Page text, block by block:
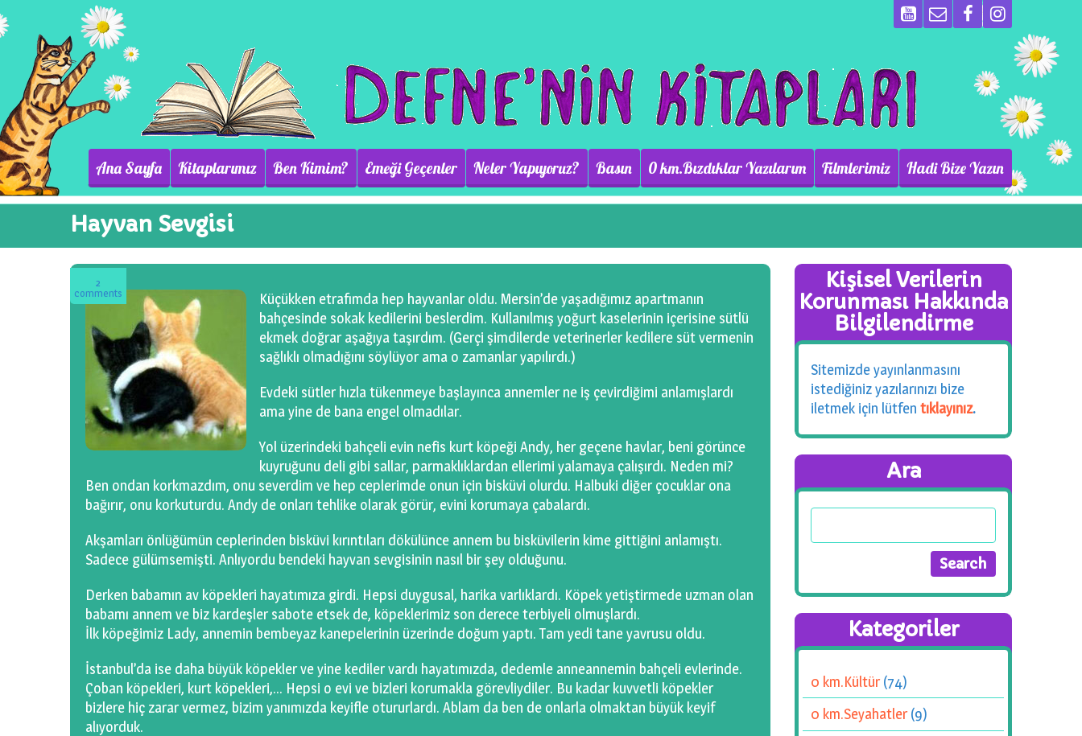
Ana Sayfa Kitaplarımız Ben Kimim? Emeği Geçenler Neler Yapıyoruz? Basın 0 km.Bızdıklar Yazılarım Filmlerimiz Hadi Bize Yazın
Hayvan Sevgisi
2
comments
Küçükken etrafımda hep hayvanlar oldu. Mersin’de yaşadığımız apartmanın
bahçesinde sokak kedilerini beslerdim. Kullanılmış yoğurt kaselerinin içerisine sütlü
ekmek doğrar aşağıya taşırdım. (Gerçi şimdilerde veterinerler kedilere süt vermenin
sağlıklı olmadığını söylüyor ama o zamanlar yapılırdı.)
Evdeki sütler hızla tükenmeye başlayınca annemler ne iş çevirdiğimi anlamışlardı
ama yine de bana engel olmadılar.
Yol üzerindeki bahçeli evin nefis kurt köpeği Andy, her geçene havlar, beni görünce
kuyruğunu deli gibi sallar, parmaklıklardan ellerimi yalamaya çalışırdı. Neden mi?
Ben ondan korkmazdım, onu severdim ve hep ceplerimde onun için bisküvi olurdu. Halbuki diğer çocuklar ona
bağırır, onu korkuturdu. Andy de onları tehlike olarak görür, evini korumaya çabalardı.
Akşamları önlüğümün ceplerinden bisküvi kırıntıları dökülünce annem bu bisküvilerin kime gittiğini anlamıştı.
Sadece gülümsemişti. Anlıyordu bendeki hayvan sevgisinin nasıl bir şey olduğunu.
Derken babamın av köpekleri hayatımıza girdi. Hepsi duygusal, harika varlıklardı. Köpek yetiştirmede uzman olan
babamı annem ve biz kardeşler sabote etsek de, köpeklerimiz son derece terbiyeli olmuşlardı.
İlk köpeğimiz Lady, annemin bembeyaz kanepelerinin üzerinde doğum yaptı. Tam yedi tane yavrusu oldu.
İstanbul’da ise daha büyük köpekler ve yine kediler vardı hayatımızda, dedemle anneannemin bahçeli evlerinde.
Çoban köpekleri, kurt köpekleri,… Hepsi o evi ve bizleri korumakla görevliydiler. Bu kadar kuvvetli köpekler
bizlere hiç zarar vermez, bizim yanımızda keyifle otururlardı. Ablam da ben de onlarla olmaktan büyük keyif
alıyorduk.
Kişisel Verilerin
Korunması Hakkında
Bilgilendirme
Sitemizde yayınlanmasını
istediğiniz yazılarınızı bize
iletmek için lütfen tıklayınız.
Ara
Kategoriler
0 km.Kültür(74)
0 km.Seyahatler(9)